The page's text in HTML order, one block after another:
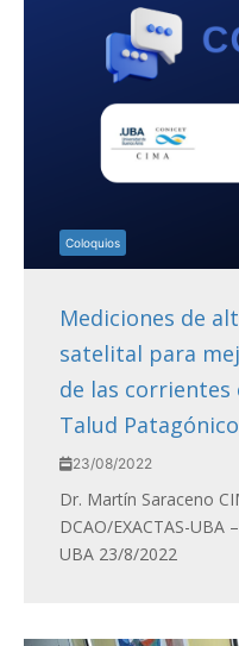
Coloquios
Mediciones de
satelital para
de las
Talud Patagónico
23/08/2022
Dr. Martín Saraceno
DCAO/EXACTAS-UBA
UBA 23/8/2022